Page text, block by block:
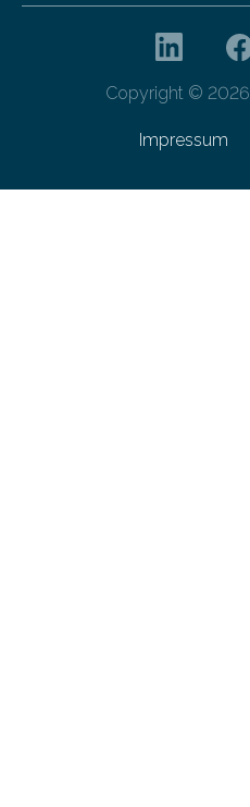
Copyright ©
Impressum